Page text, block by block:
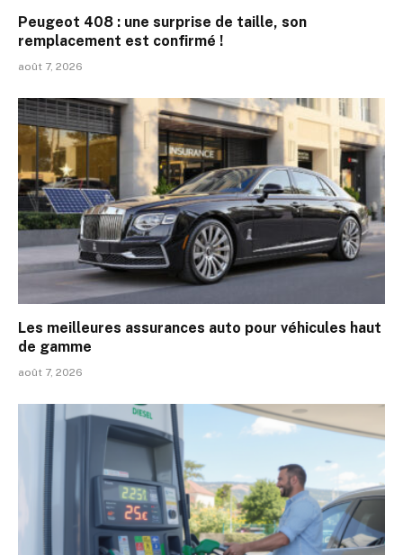
Peugeot 408 : une surprise de taille, son
remplacement est confirmé !
août 7, 2026
Les meilleures assurances auto pour véhicules haut
de gamme
août 7, 2026